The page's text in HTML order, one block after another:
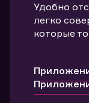
Удобно
легко
которые